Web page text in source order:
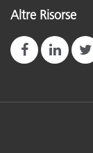
Altre Risorse